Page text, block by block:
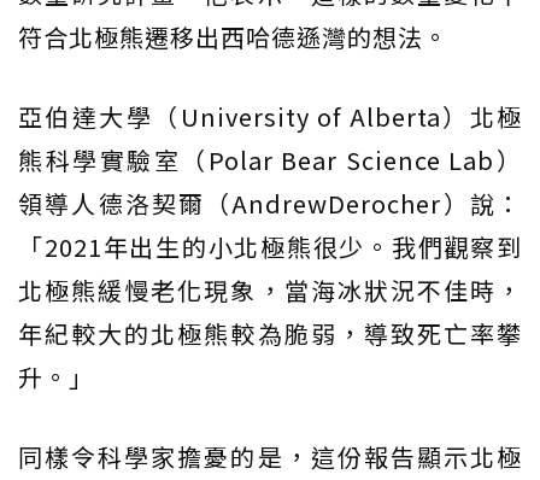
符合北極熊遷移出西哈德遜灣的想法。
亞伯達大學（University of Alberta）北極
熊科學實驗室（Polar Bear Science Lab）
領導人德洛契爾（AndrewDerocher）說：
「2021年出生的小北極熊很少。我們觀察到
北極熊緩慢老化現象，當海冰狀況不佳時，
年紀較大的北極熊較為脆弱，導致死亡率攀
升。」
同樣令科學家擔憂的是，這份報告顯示北極